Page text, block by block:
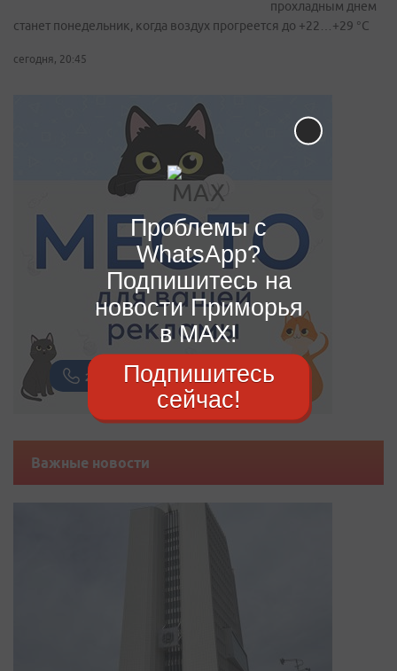
прохладным днем
станет понедельник, когда воздух прогреется до +22…+29 °С
сегодня, 20:45
Важные новости
Проблемы с
WhatsApp?
Подпишитесь на
новости Приморья
в MAX!
Подпишитесь
сейчас!